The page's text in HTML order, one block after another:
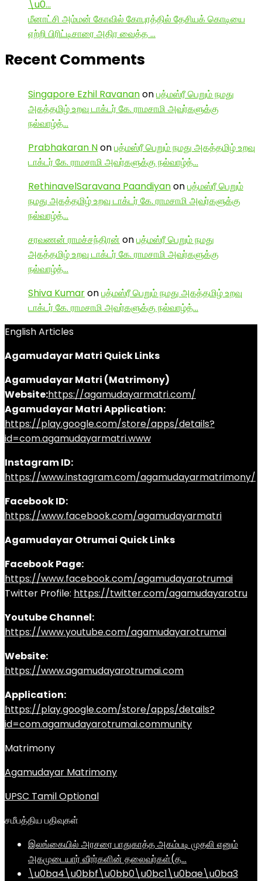
\u0…
மீனாட்சி அம்மன் கோவில் கோபுரத்தில் தேசியக் கொடியை
ஏற்றி பிரிட்டிசாரை அதிர வைத்த …
Recent Comments
Singapore Ezhil Ravananonபத்மஸ்ரீ பெறும் நமது
அகத்தமிழ் உறவு டாக்டர் கே. ராமசாமி அவர்களுக்கு
நல்வாழ்த்…
Prabhakaran Nonபத்மஸ்ரீ பெறும் நமது அகத்தமிழ் உறவு
டாக்டர் கே. ராமசாமி அவர்களுக்கு நல்வாழ்த்…
RethinavelSaravana Paandiyanonபத்மஸ்ரீ பெறும்
நமது அகத்தமிழ் உறவு டாக்டர் கே. ராமசாமி அவர்களுக்கு
நல்வாழ்த்…
சரவணன் ராமச்சந்திரன் onபத்மஸ்ரீ பெறும் நமது
அகத்தமிழ் உறவு டாக்டர் கே. ராமசாமி அவர்களுக்கு
நல்வாழ்த்…
Shiva Kumaronபத்மஸ்ரீ பெறும் நமது அகத்தமிழ் உறவு
டாக்டர் கே. ராமசாமி அவர்களுக்கு நல்வாழ்த்…
English Articles
Agamudayar Matri Quick Links
Agamudayar Matri (Matrimony)
Website:https://agamudayarmatri.com/
Agamudayar Matri Application:
https://play.google.com/store/apps/details?
id=com.agamudayarmatri.www
Instagram ID:
https://www.instagram.com/agamudayarmatrimony/
Facebook ID:
https://www.facebook.com/agamudayarmatri
Agamudayar Otrumai Quick Links
Facebook Page:
https://www.facebook.com/agamudayarotrumai
Twitter Profile: https://twitter.com/agamudayarotru
Youtube Channel:
https://www.youtube.com/agamudayarotrumai
Website:
https://www.agamudayarotrumai.com
Application:
https://play.google.com/store/apps/details?
id=com.agamudayarotrumai.community
Matrimony
Agamudayar Matrimony
UPSC Tamil Optional
சமீபத்திய பதிவுகள்
இலங்கையில் அரசரை பாதுகாத்த அகம்படி முதலி எனும்
அகமுடையார் வீரர்களின் தலைவர்கள்(த…
\u0ba4\u0bbf\u0bb0\u0bc1\u0bae\u0ba3